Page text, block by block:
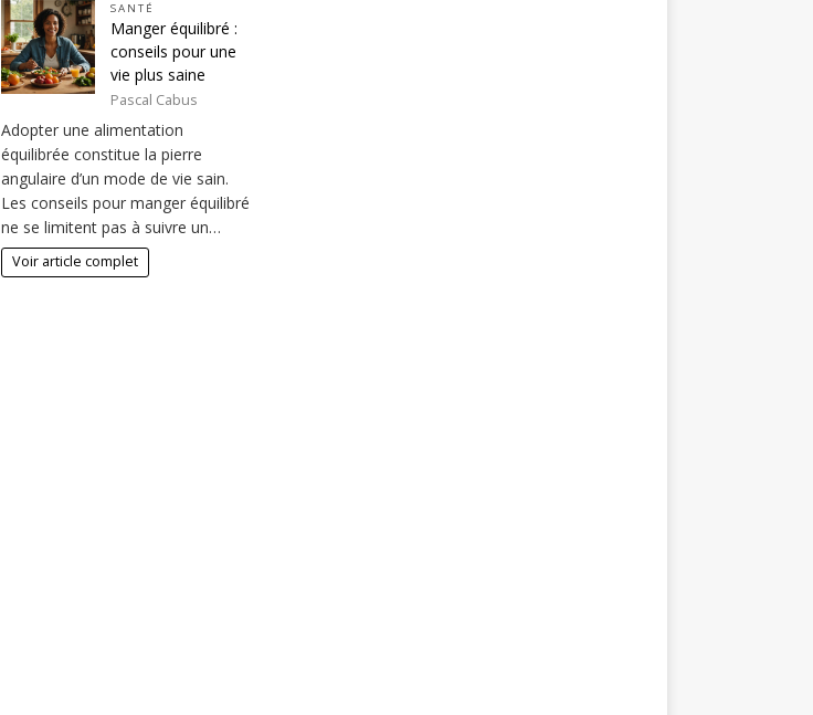
SANTÉ
Manger équilibré :
conseils pour une
vie plus saine
Pascal Cabus
Adopter une alimentation
équilibrée constitue la pierre
angulaire d’un mode de vie sain.
Les conseils pour manger équilibré
ne se limitent pas à suivre un…
Voir article complet